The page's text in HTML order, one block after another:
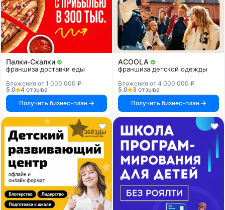
Палки-Скалки
франшиза доставки еды
Вложения от 1 000 000 ₽
5.0
4 отзыва
Получить бизнес-план
ACOOLA
франшиза детской одежды
Вложения от 4 000 000 ₽
5.0
3 отзыва
Получить бизнес-план